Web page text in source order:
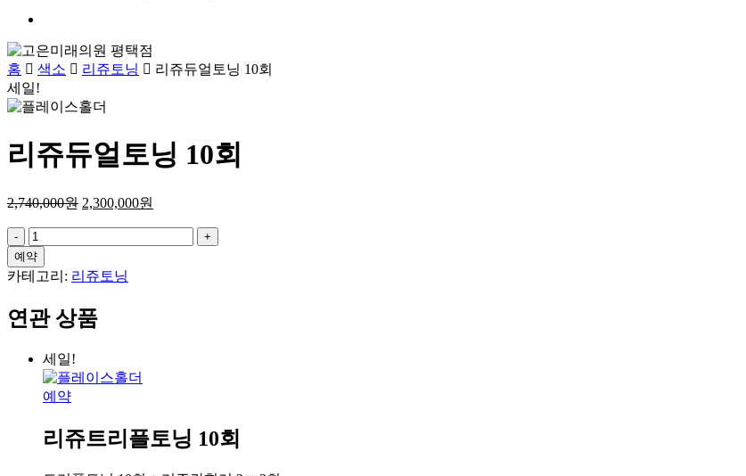
홈 색소 리쥬토닝
리쥬듀얼토닝 10회
세일!
리쥬듀얼토닝 10회
2,740,000원 2,300,000원
리
쥬
듀
토
닝
회
예약
카테고리: 리쥬토닝
연관 상품
세일!
예약
리쥬트리플토닝 10회